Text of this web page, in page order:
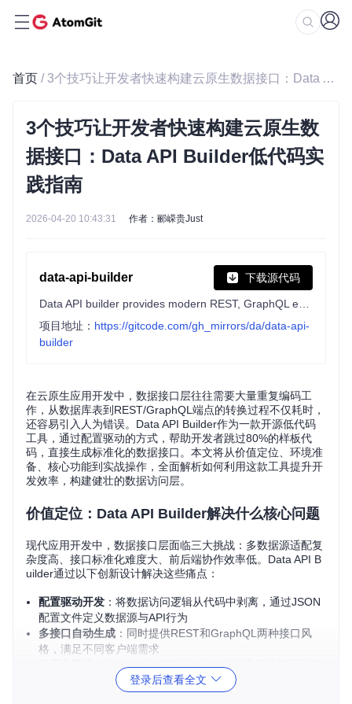
首页 / 3个技巧让开发者快速构建云原生数据接口：Data API Builder低代码实践指南
3个技巧让开发者快速构建云原生数
据接口：Data API Builder低代码实
践指南
2026-04-20 10:43:31 作者：郦嵘贵Just
data-api-builder 下载源代码
项目地址： https://gitcode.com/gh_mirrors/da/data-api-
builder
在云原生应用开发中，数据接口层往往需要大量重复编码工
作，从数据库表到REST/GraphQL端点的转换过程不仅耗时，
还容易引入人为错误。Data API Builder作为一款开源低代码
工具，通过配置驱动的方式，帮助开发者跳过80%的样板代
码，直接生成标准化的数据接口。本文将从价值定位、环境准
备、核心功能到实战操作，全面解析如何利用这款工具提升开
发效率，构建健壮的数据访问层。
价值定位：Data API Builder解决什么核心问题
现代应用开发中，数据接口层面临三大挑战：多数据源适配复
杂度高、接口标准化难度大、前后端协作效率低。Data API B
uilder通过以下创新设计解决这些痛点：
配置驱动开发 ：将数据访问逻辑从代码中剥离，通过JSON
配置文件定义数据源与API行为
多接口自动生成 ：同时提供REST和GraphQL两种接口风
格，满足不同客户端需求
：与Azure生态深度集成，支持容器化部署和弹
登录后查看全文